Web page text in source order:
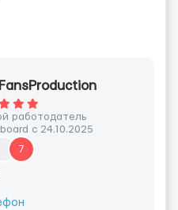
работодатель
с 24.10.2025
7